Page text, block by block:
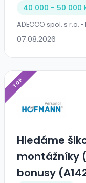
40 000 - 50 000
ADECCO spol. s r.o. •
07.08.2026
TOP
Hledáme
montážníky
bonusy